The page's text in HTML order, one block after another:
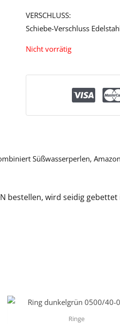
VERSCHLUSS:
Schiebe-Verschluss
Nicht vorrätig
Süßwasserperlen,
bestellen, wird seidig
Ringe